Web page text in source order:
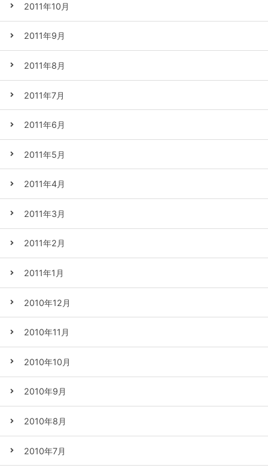
2011年10月
2011年9月
2011年8月
2011年7月
2011年6月
2011年5月
2011年4月
2011年3月
2011年2月
2011年1月
2010年12月
2010年11月
2010年10月
2010年9月
2010年8月
2010年7月